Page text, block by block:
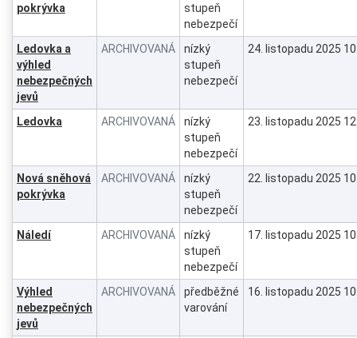
pokrývka
stupeň
nebezpečí
Ledovka a
výhled
nebezpečných
jevů
ARCHIVOVANÁ
nízký
stupeň
nebezpečí
24. listopadu 2025
Ledovka ARCHIVOVANÁ
nízký
stupeň
nebezpečí
23. listopadu 2025
Nová sněhová
pokrývka
ARCHIVOVANÁ
nízký
stupeň
nebezpečí
22. listopadu 2025
Náledí ARCHIVOVANÁ
nízký
stupeň
nebezpečí
17. listopadu 2025
Výhled
nebezpečných
jevů
ARCHIVOVANÁ
předběžné
varování
16. listopadu 2025